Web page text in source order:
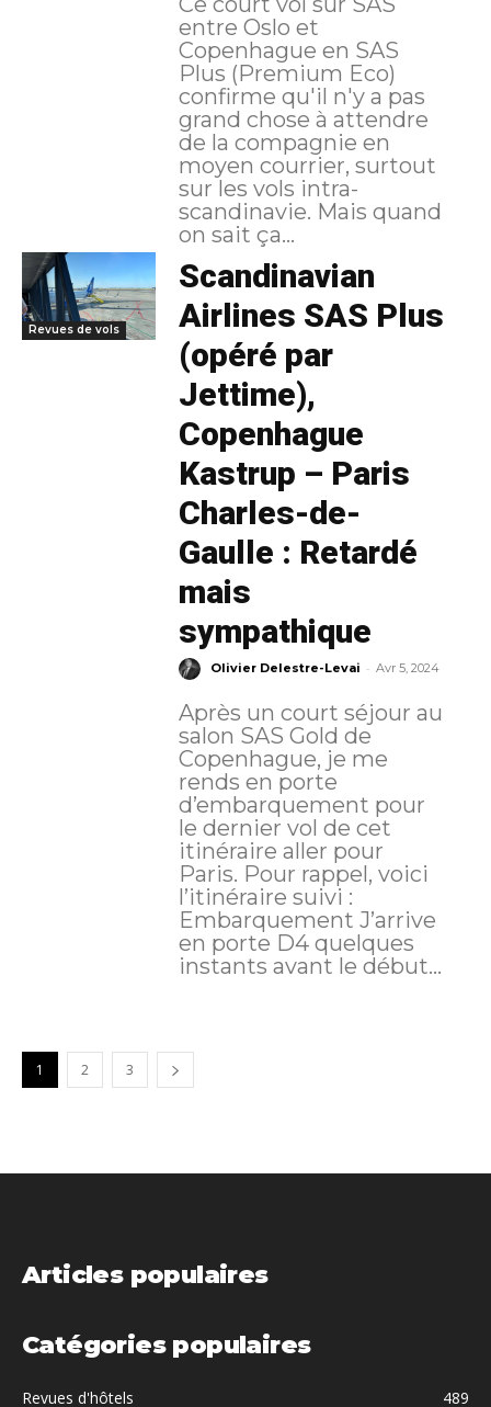
entre Oslo et
Copenhague en SAS
Plus (Premium Eco)
confirme qu'il n'y a pas
grand chose à attendre
de la compagnie en
moyen courrier, surtout
sur les vols intra-
scandinavie. Mais quand
on sait ça...
Revues de vols
Scandinavian
Airlines SAS Plus
(opéré par
Jettime),
Copenhague
Kastrup – Paris
Charles-de-
Gaulle : Retardé
mais
sympathique
Olivier Delestre-Levai - Avr 5, 2024
Après un court séjour au
salon SAS Gold de
Copenhague, je me
rends en porte
d’embarquement pour
le dernier vol de cet
itinéraire aller pour
Paris. Pour rappel, voici
l’itinéraire suivi :
Embarquement J’arrive
en porte D4 quelques
instants avant le début...
1 2 3
Articles populaires
Catégories populaires
Revues d'hôtels 489